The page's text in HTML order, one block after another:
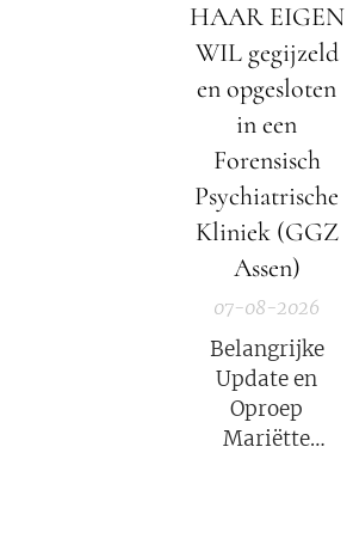
HAAR EIGEN
WIL gegijzeld
en opgesloten
in een
Forensisch
Psychiatrische
Kliniek (GGZ
Assen)
07-08-2026
Belangrijke
Update en
Oproep
Mariëtte